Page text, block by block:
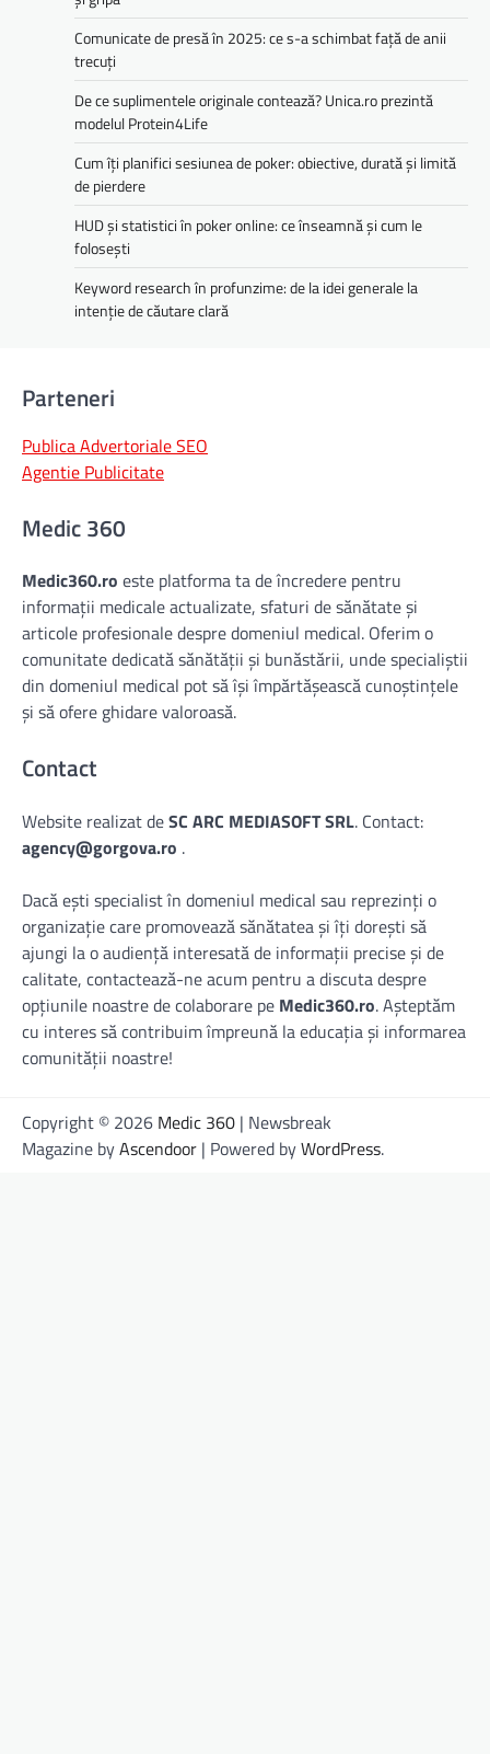
Comunicate de presă în 2025: ce s-a schimbat față de anii
trecuți
De ce suplimentele originale contează? Unica.ro prezintă
modelul Protein4Life
Cum îți planifici sesiunea de poker: obiective, durată și limită
de pierdere
HUD și statistici în poker online: ce înseamnă și cum le
folosești
Keyword research în profunzime: de la idei generale la
intenție de căutare clară
Parteneri
Publica Advertoriale SEO
Agentie Publicitate
Medic 360
Medic360.ro este platforma ta de încredere pentru
informații medicale actualizate, sfaturi de sănătate și
articole profesionale despre domeniul medical. Oferim o
comunitate dedicată sănătății și bunăstării, unde specialiștii
din domeniul medical pot să își împărtășească cunoștințele
și să ofere ghidare valoroasă.
Contact
Website realizat deSC ARC MEDIASOFT SRL. Contact:
agency@gorgova.ro .
Dacă ești specialist în domeniul medical sau reprezinți o
organizație care promovează sănătatea și îți dorești să
ajungi la o audiență interesată de informații precise și de
calitate, contactează-ne acum pentru a discuta despre
opțiunile noastre de colaborare pe Medic360.ro. Așteptăm
cu interes să contribuim împreună la educația și informarea
comunității noastre!
Copyright © 2026 Medic 360 | Newsbreak
Magazine byAscendoor | Powered byWordPress.